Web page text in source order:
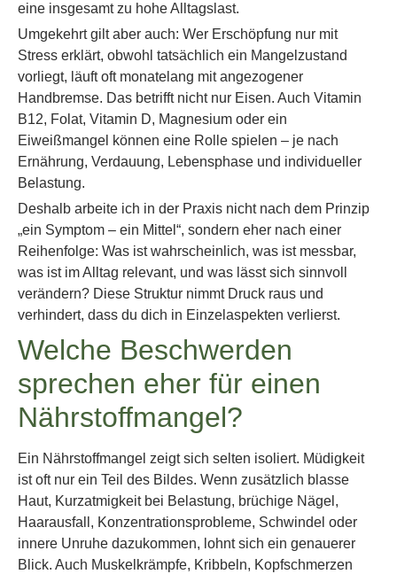
eine insgesamt zu hohe Alltagslast.
Umgekehrt gilt aber auch: Wer Erschöpfung nur mit
Stress erklärt, obwohl tatsächlich ein Mangelzustand
vorliegt, läuft oft monatelang mit angezogener
Handbremse. Das betrifft nicht nur Eisen. Auch Vitamin
B12, Folat, Vitamin D, Magnesium oder ein
Eiweißmangel können eine Rolle spielen – je nach
Ernährung, Verdauung, Lebensphase und individueller
Belastung.
Deshalb arbeite ich in der Praxis nicht nach dem Prinzip
„ein Symptom – ein Mittel“, sondern eher nach einer
Reihenfolge: Was ist wahrscheinlich, was ist messbar,
was ist im Alltag relevant, und was lässt sich sinnvoll
verändern? Diese Struktur nimmt Druck raus und
verhindert, dass du dich in Einzelaspekten verlierst.
Welche Beschwerden
sprechen eher für einen
Nährstoffmangel?
Ein Nährstoffmangel zeigt sich selten isoliert. Müdigkeit
ist oft nur ein Teil des Bildes. Wenn zusätzlich blasse
Haut, Kurzatmigkeit bei Belastung, brüchige Nägel,
Haarausfall, Konzentrationsprobleme, Schwindel oder
innere Unruhe dazukommen, lohnt sich ein genauerer
Blick. Auch Muskelkrämpfe, Kribbeln, Kopfschmerzen